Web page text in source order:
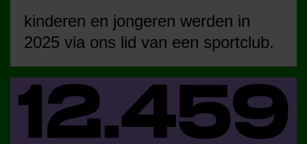
kinderen en jongeren werden in
2025 via ons lid van een sportclub.